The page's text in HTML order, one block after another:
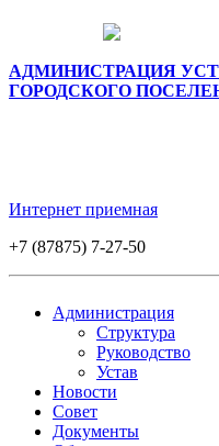
АДМИНИСТРАЦИЯ
ГОРОДСКОГО
Интернет приемная
+7 (87875) 7-27-50
Администрация
Структура
Руководство
Устав
Новости
Совет
Документы